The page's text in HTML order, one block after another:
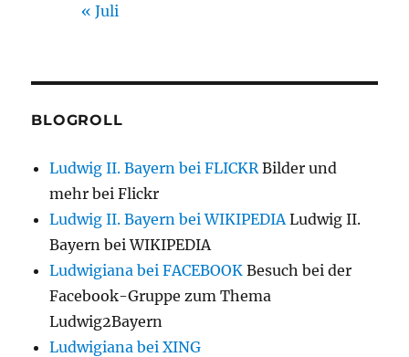
« Juli
BLOGROLL
Ludwig II. Bayern bei FLICKR Bilder und
mehr bei Flickr
Ludwig II. Bayern bei WIKIPEDIA Ludwig II.
Bayern bei WIKIPEDIA
Ludwigiana bei FACEBOOK Besuch bei der
Facebook-Gruppe zum Thema
Ludwig2Bayern
Ludwigiana bei XING